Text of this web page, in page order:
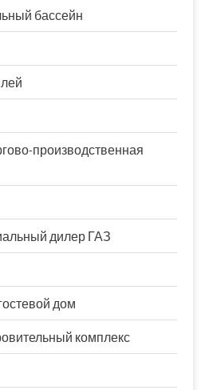
бассейн
производственная
дилер ГАЗ
дом
комплекс